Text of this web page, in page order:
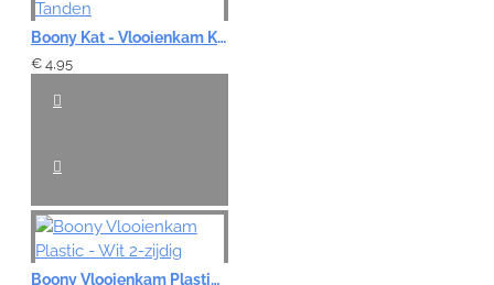
Boony Kat - Vlooienkam Korte Tanden
€ 4,95
Boony Vlooienkam Plastic - Wit 2-zijdig